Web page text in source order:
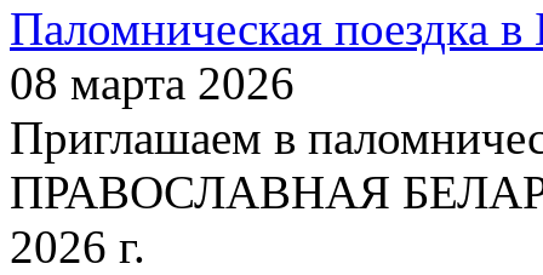
Паломническая поездка в
08 марта 2026
Приглашаем в
ПРАВОСЛАВНАЯ
2026 г.